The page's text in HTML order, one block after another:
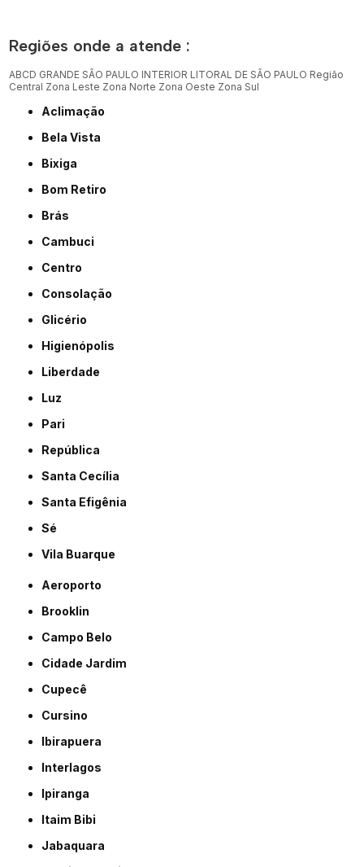
Regiões onde a atende :
ABCD GRANDE SÃO PAULO INTERIOR LITORAL DE SÃO PAULO Região
Central Zona Leste Zona Norte Zona Oeste Zona Sul
Aclimação
Bela Vista
Bixiga
Bom Retiro
Brás
Cambuci
Centro
Consolação
Glicério
Higienópolis
Liberdade
Luz
Pari
República
Santa Cecília
Santa Efigênia
Sé
Vila Buarque
Aeroporto
Brooklin
Campo Belo
Cidade Jardim
Cupecê
Cursino
Ibirapuera
Interlagos
Ipiranga
Itaim Bibi
Jabaquara